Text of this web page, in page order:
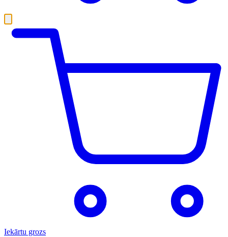
Iekārtu grozs